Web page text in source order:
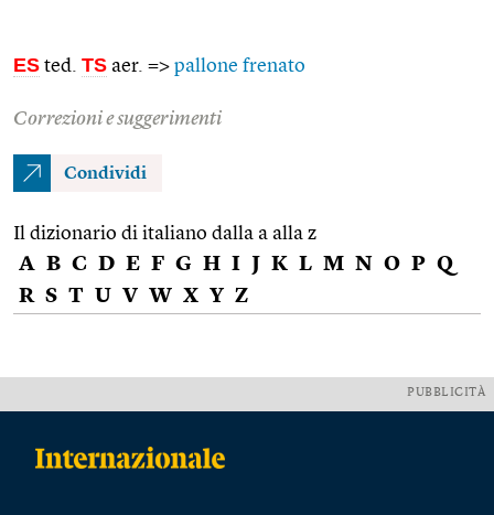
ES ted. TS aer. => pallone frenato
Correzioni e suggerimenti
Condividi
Il dizionario di italiano dalla a alla z
A B C D E F G H I J K L M N O P Q
R S T U V W X Y Z
PUBBLICITÀ